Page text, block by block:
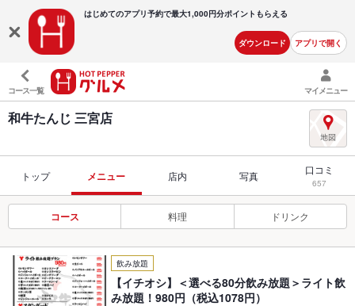
はじめてのアプリ予約で最大1,000円分ポイントもらえる
ダウンロード アプリで開く
コース一覧 マイメニュー
和牛たんじ 三宮店
トップ メニュー 店内 写真 口コミ
657
コース 料理 ドリンク
飲み放題
【イチオシ】＜選べる80分飲み放題＞ライト飲
み放題！980円（税込1078円）